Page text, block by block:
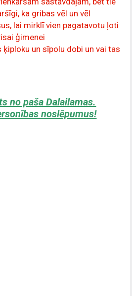
ka gribas vēl un vēl
lai mirklī vien pagatavotu ļoti
ģimenei
un sīpolu dobi un vai tas
no paša Dalailamas.
noslēpumus!